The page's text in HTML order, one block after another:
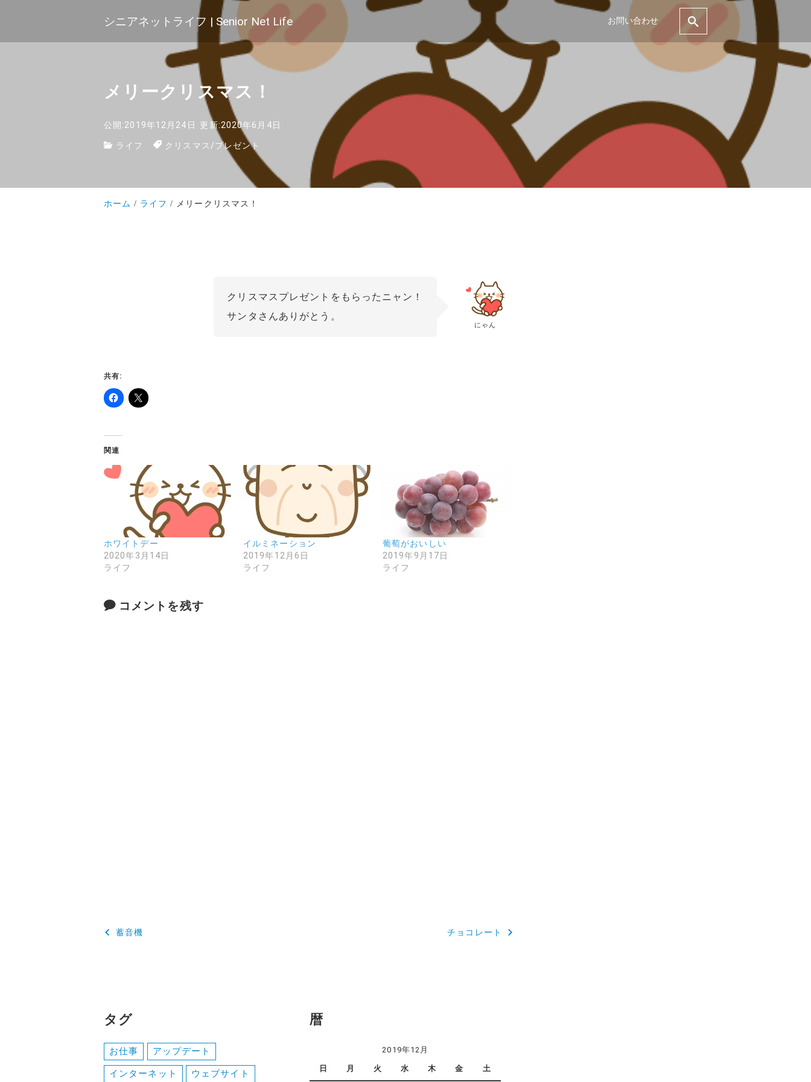
シニアネットライフ | Senior Net Life お問い合わせ
メリークリスマス！
公開:2019年12月24日
更新:2020年6月4日
ライフ
クリスマス/プレゼント
ホーム ライフ メリークリスマス！
にゃん
クリスマスプレゼントをもらったニャン！
サンタさんありがとう。
共有:
関連
ホワイトデー
2020年3月14日
ライフ
イルミネーション
2019年12月6日
ライフ
葡萄がおいしい
2019年9月17日
ライフ
コメントを残す
投
ゲ
シ
蓄音機 チョコレート
タグ
お仕事 アップデート
インターネット ウェブサイト
暦
2019年12月
日 月 火 水 木 金 土